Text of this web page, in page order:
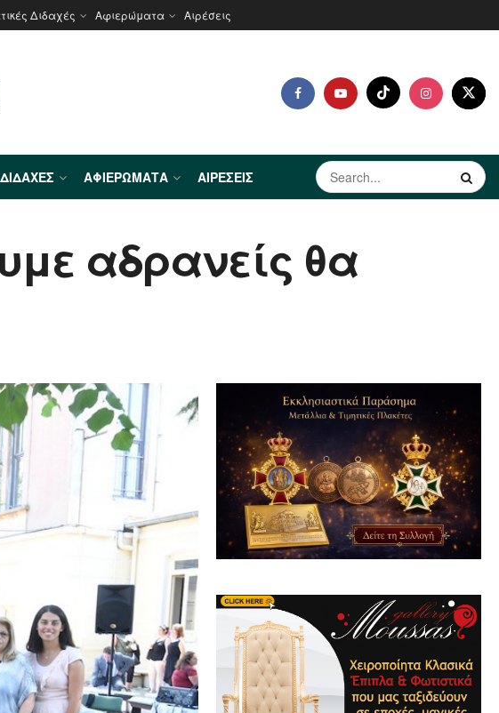
Διδαχές Αφιερώματα Αιρέσεις
ΑΦΙΕΡΏΜΑΤΑ ΑΙΡΈΣΕΙΣ
αδρανείς θα